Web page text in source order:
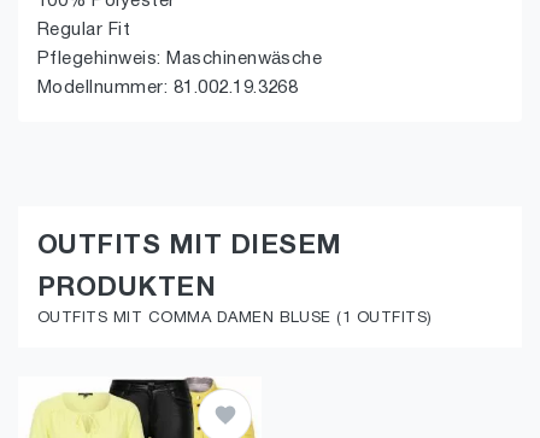
Regular Fit
Pflegehinweis: Maschinenwäsche
Modellnummer: 81.002.19.3268
OUTFITS MIT DIESEM
PRODUKTEN
OUTFITS MIT COMMA DAMEN BLUSE (1 OUTFITS)